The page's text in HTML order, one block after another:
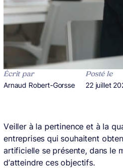
Écrit par
Publié par
Arnaud Robert-Gorsse
Posté le
Publié le
22 juillet
Veiller à la pertinence et à la
entreprises qui souhaitent
artificielle se présente, dans le
d’atteindre ces objectifs.